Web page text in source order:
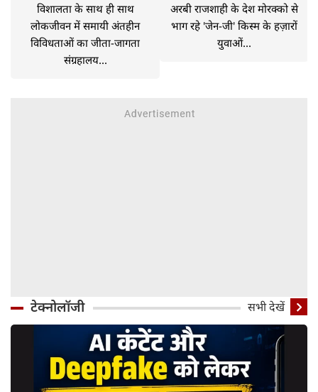
विशालता के साथ ही साथ
लोकजीवन में समायी अंतहीन
विविधताओं का जीता-जागता
संग्रहालय...
अरबी राजशाही के देश मोरक्को से
भाग रहे 'जेन-जी' किस्म के हज़ारों
युवाओं...
टेक्नोलॉजी सभी देखें